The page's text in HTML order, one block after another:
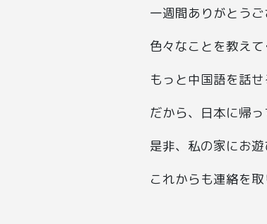
一週間ありがとうご
色々なことを教えて
もっと中国語を話
だから、日本に帰
是非、私の家にお
これからも連絡を取